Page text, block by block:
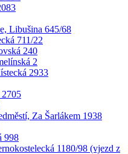
Libušina 645/68
711/22
240
2
2933
Za Šarlákem 1938
998
1180/98 (vjezd z